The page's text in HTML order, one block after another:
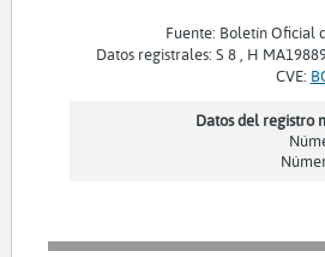
Fuente: Boletín Oficial
Datos registrales: S 8 , H
CVE:
Datos del registro